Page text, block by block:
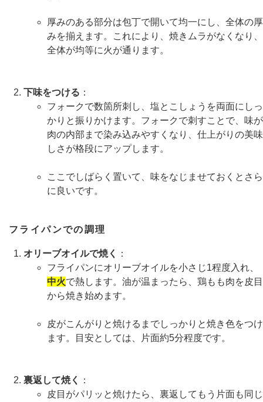
厚みのある部分は包丁で開いて均一にし、全体の厚
みを揃えます。これにより、焼きムラがなくなり、
全体が均等に火が通ります。
下味をつける ：
フォークで数箇所刺し、塩とこしょうを両面にしっ
かりと振りかけます。フォークで刺すことで、味が
肉の内部まで染み込みやすくなり、仕上がりの美味
しさが格段にアップします。
ここでしばらく置いて、味をなじませておくとさら
に良いです。
フライパンでの調理
オリーブオイルで焼く
：
フライパンにオリーブオイルを小さじ1程度入れ、
中火で熱します。油が温まったら、鶏もも肉を皮目
から焼き始めます。
皮がこんがりと焼けるまでしっかりと焼き色をつけ
ます。目安としては、片面約5分程度です。
裏返して焼く
：
皮目がパリッと焼けたら、裏返してもう片面も同じ